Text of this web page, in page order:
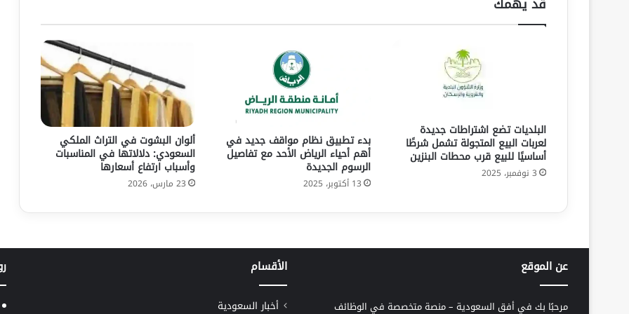
البلديات تضع اشتراطات جديدة
لعربات البيع المتجولة تشمل شرطًا
أساسيًا للبيع قرب محطات البنزين
3 نوفمبر، 2025
بدء تطبيق نظام مواقف جديد في
أهم أحياء الرياض الأحد مع تفاصيل
الرسوم الجديدة
13 أكتوبر، 2025
ألوان البشوت في التراث الملكي
السعودي: دلالاتها في المناسبات
وأسباب ارتفاع أسعارها
23 مارس، 2026
عن الموقع
مرحبًا بك في أفق السعودية – منصة متخصصة في الوظائف
الأقسام
أخبار السعودية